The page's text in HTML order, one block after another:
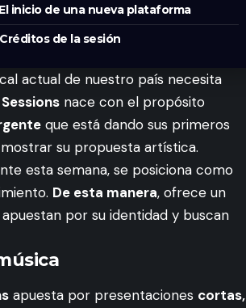
El inicio de una nueva plataforma
Créditos de la sesión
actual de nuestro país necesita
nace con el propósito
que está dando sus primeros
su propuesta artística.
esta semana, se posiciona como
De esta manera, ofrece un
por su identidad y buscan
apuesta por presentaciones cortas,